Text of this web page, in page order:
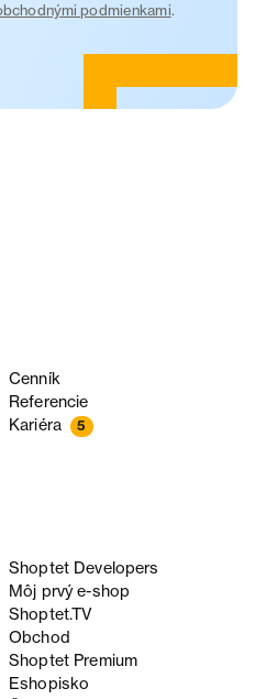
podmienkami.
Cenník
Referencie
Kariéra 5
Shoptet Developers
Môj prvý e-shop
Shoptet.TV
Obchod
Shoptet Premium
Eshopisko